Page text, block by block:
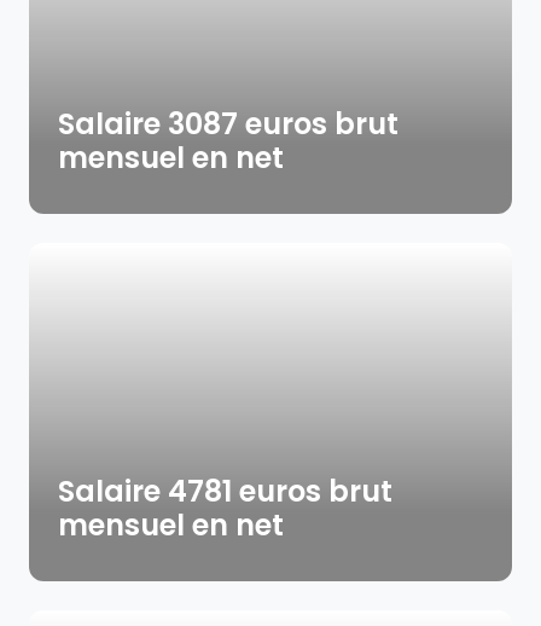
Salaire 3087 euros brut
mensuel en net
Salaire 4781 euros brut
mensuel en net